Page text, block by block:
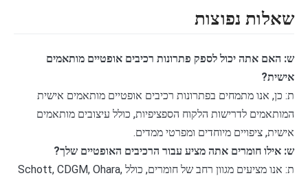
שאלות נפוצות
ש: האם אתה יכול לספק פתרונות רכיבים אופטיים מותאמים
אישית?
ת: כן, אנו מתמחים בפתרונות רכיבים אופטיים מותאמים אישית
המותאמים לדרישות הלקוח הספציפיות, כולל עיצובים מותאמים
אישית, ציפויים מיוחדים ומפרטי ממדים.
ש: אילו חומרים אתה מציע עבור הרכיבים האופטיים שלך?
ת: אנו מציעים מגוון רחב של חומרים, כולל Schott, CDGM, Ohara,